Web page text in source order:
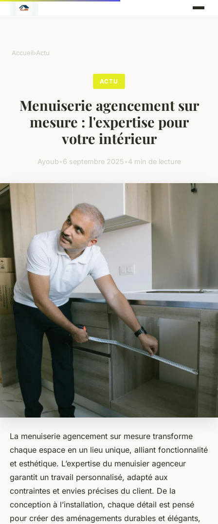
Accueil›Actu
ACTU
Menuiserie agencement sur
mesure : l'expertise pour
votre intérieur
Ayoub•6 septembre 2025•4 min de lecture
La menuiserie agencement sur mesure transforme
chaque espace en un lieu unique, alliant fonctionnalité
et esthétique. L’expertise du menuisier agenceur
garantit un travail personnalisé, adapté aux
contraintes et envies précises du client. De la
conception à l’installation, chaque détail est pensé
pour créer des aménagements durables et élégants,